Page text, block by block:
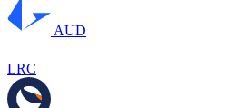
AUD
LRC